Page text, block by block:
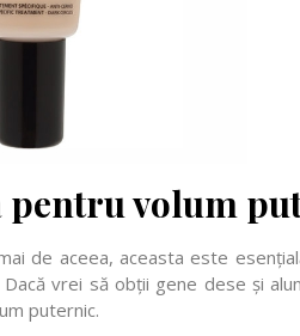
pentru volum
de aceea, aceasta este
vrei să obții gene dese și
puternic.